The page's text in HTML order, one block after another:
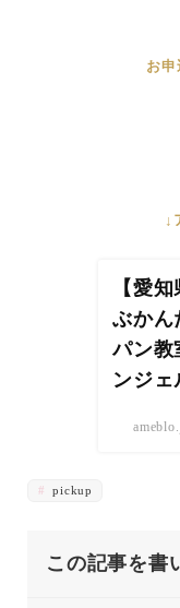
お申
↓
【愛
ぶかん
パン
ンジェ
pickup
この記事を書